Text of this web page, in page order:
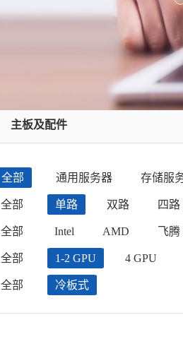
主板及配件
全部 通用服务器 存储服
全部 单路 双路 四路
全部 Intel AMD 飞腾
全部 1-2 GPU 4 GPU
全部 冷板式